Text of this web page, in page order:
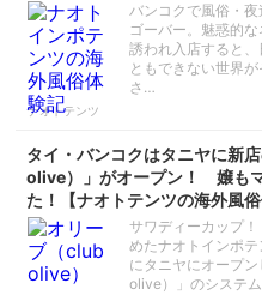
バンコクで風俗・
ゴーバー。魅惑的
誘われ入店すると
ともできない世界
さ…
ナオトテンツ
タイ・バンコクはタニヤに新
olive）」がオープン！ 嬢も
た！【ナオトテンツの海外風俗
サワディーカップ
めたナオトインポ
にタニヤにオープ
olive）」のシステ